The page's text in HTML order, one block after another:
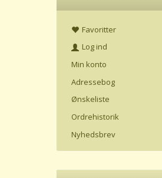
Favoritter
Log ind
Min konto
Adressebog
Ønskeliste
Ordrehistorik
Nyhedsbrev